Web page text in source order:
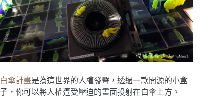
白傘計畫是為這世界的人權發聲，透過一款開源的小盒
子，你可以將人權遭受壓迫的畫面投射在白傘上方。